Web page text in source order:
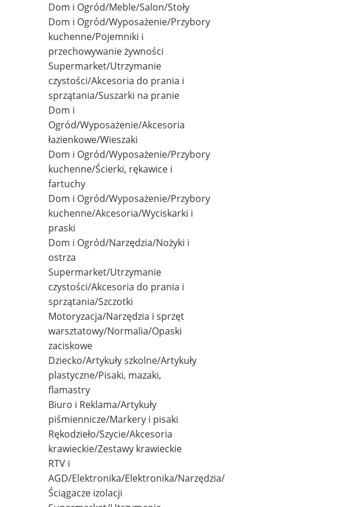
Dom i Ogród/Meble/Salon/Stoły
Dom i Ogród/Wyposażenie/Przybory
kuchenne/Pojemniki i
przechowywanie żywności
Supermarket/Utrzymanie
czystości/Akcesoria do prania i
sprzątania/Suszarki na pranie
Dom i
Ogród/Wyposażenie/Akcesoria
łazienkowe/Wieszaki
Dom i Ogród/Wyposażenie/Przybory
kuchenne/Ścierki, rękawice i
fartuchy
Dom i Ogród/Wyposażenie/Przybory
kuchenne/Akcesoria/Wyciskarki i
praski
Dom i Ogród/Narzędzia/Nożyki i
ostrza
Supermarket/Utrzymanie
czystości/Akcesoria do prania i
sprzątania/Szczotki
Motoryzacja/Narzędzia i sprzęt
warsztatowy/Normalia/Opaski
zaciskowe
Dziecko/Artykuły szkolne/Artykuły
plastyczne/Pisaki, mazaki,
flamastry
Biuro i Reklama/Artykuły
piśmiennicze/Markery i pisaki
Rękodzieło/Szycie/Akcesoria
krawieckie/Zestawy krawieckie
RTV i
AGD/Elektronika/Elektronika/Narzędzia/
Ściągacze izolacji